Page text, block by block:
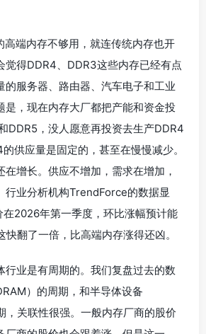
高端内存不够用，就连传统内存也开
觉得DDR4、DDR3这些内存已经有点
的服务器、路由器、汽车电子和工业
是，现在内存大厂都把产能和资金投
DDR5，没人愿意再投资去生产DDR4
供应量是固定的，甚至在慢慢减少。
增长。供应不增加，需求在增加，
行业分析机构TrendForce的数据显
2026年第一季度，环比涨幅预计能
翻了一倍，比高端内存涨得还凶。
行业是有周期的。我们复盘过去的数
）的周期，和半导体设备
，关联性很强。一般内存厂商的股价